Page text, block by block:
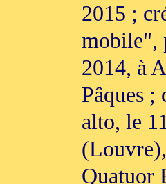
2015 ;
mobile",
2014, à
Pâques ;
alto, le
Quatuor